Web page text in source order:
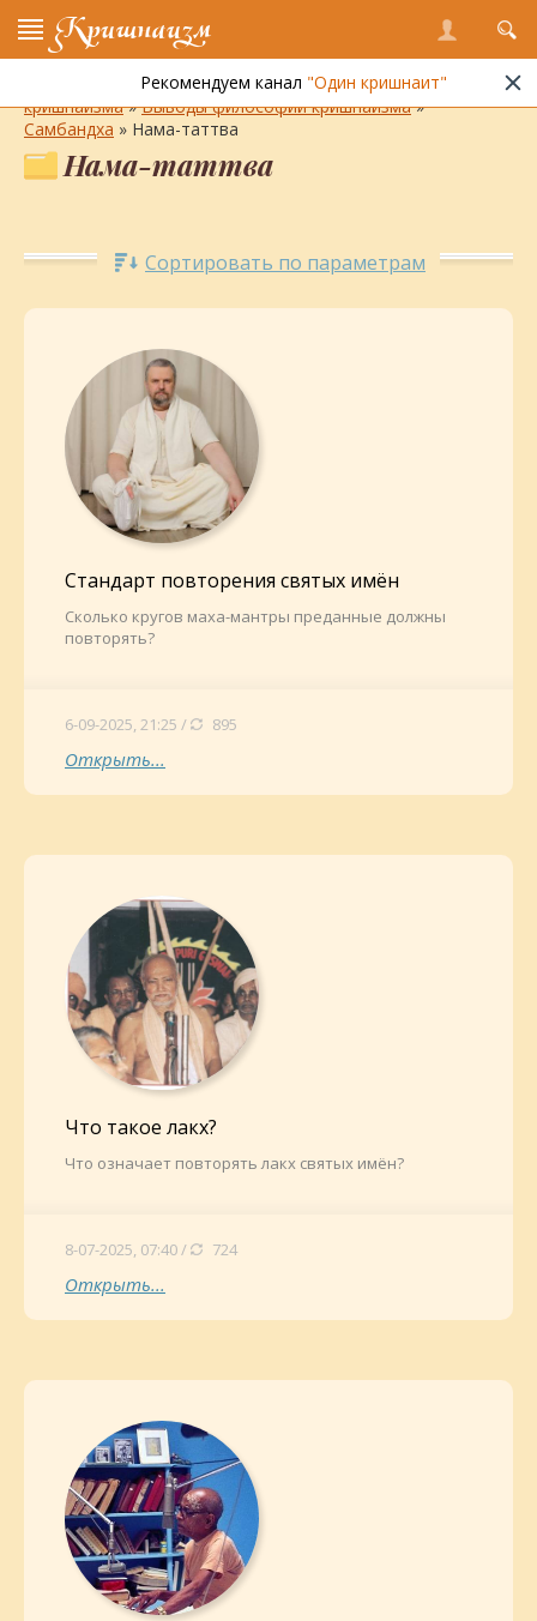
Кришнаизм
Рекомендуем канал"Один кришнаит"
Энциклопедия кришнаизма»Философия и практика
кришнаизма»Выводы философии кришнаизма»
Самбандха » Нама-таттва
Нама-таттва
Сортировать по параметрам
Стандарт повторения святых имён
Сколько кругов маха-мантры преданные должны
повторять?
6-09-2025, 21:25 / 895
Открыть...
Что такое лакх?
Что означает повторять лакх святых имён?
8-07-2025, 07:40 / 724
Открыть...